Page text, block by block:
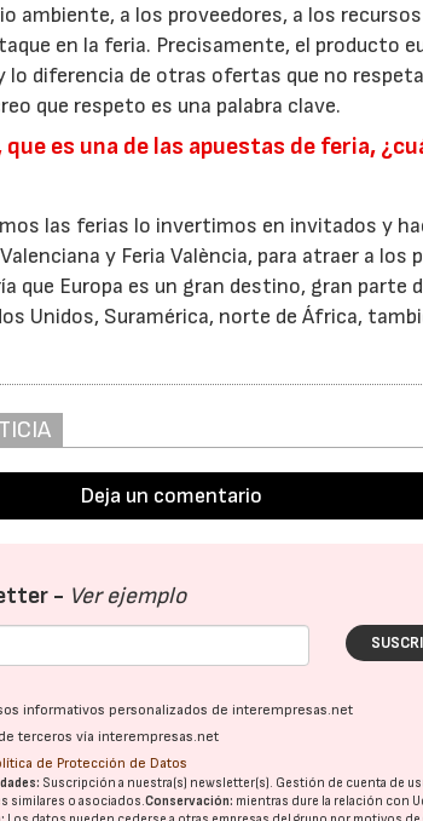
ambiente, a los proveedores, a los
en la feria. Precisamente, el producto
lo diferencia de otras ofertas que no
que respeto es una palabra clave.
es una de las apuestas de feria,
las ferias lo invertimos en invitados y
y Feria València, para atraer a
que Europa es un gran destino, gran parte
Unidos, Suramérica, norte de África,
Deja un comentario
- Ver ejemplo
informativos personalizados de interempresas.net
terceros vía interempresas.net
de Protección de Datos
Suscripción a nuestra(s) newsletter(s). Gestión de cuenta de
similares o asociados.Conservación: mientras dure la relación con